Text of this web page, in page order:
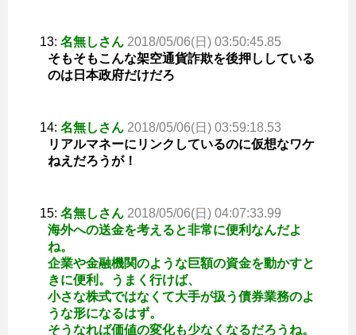
13: 名無しさん 2018/05/06(日) 03:50:45.85
そもそもこんな架空通貨詐欺を後押ししている
のは日本政府だけだろ
14: 名無しさん 2018/05/06(日) 03:59:18.53
リアルマネーにリンクしているのに仮想なワケ
ねえだろうが！
15: 名無しさん 2018/05/06(日) 04:07:33.99
海外への送金を考えると非常に便利なんだよ
ね。
企業や金融機関のような巨額の資金を動かすと
きに便利。うまく行けば、
小さな株式ではなくて大手が扱う債券業務のよ
うな形になるはず。
そうなれば価値の変化も少なくなるだろうね。